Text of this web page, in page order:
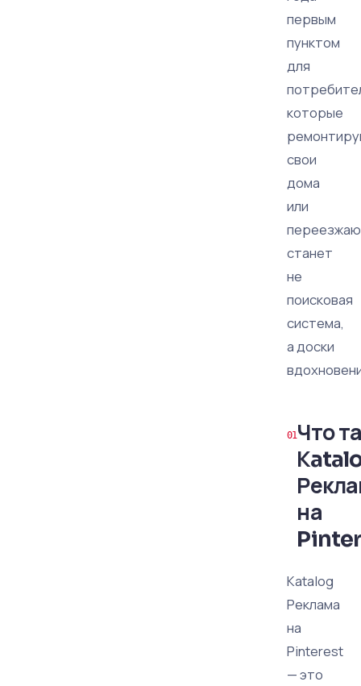
первым
пунктом
для
которые
свои
дома
или
станет
не
поисковая
система,
а доски
Что
на
Кatalog
Реклама
на
Pinterest
— это